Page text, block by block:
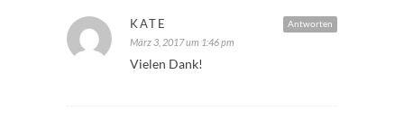
Antworten
KATE
März 3, 2017 um 1:46 pm
Vielen Dank!